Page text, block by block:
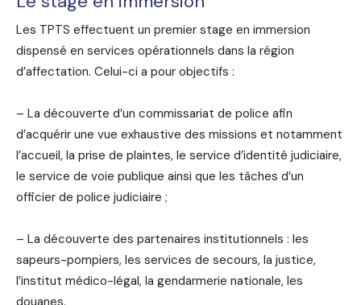
Les TPTS effectuent un premier stage en immersion
dispensé en services opérationnels dans la région
d’affectation. Celui-ci a pour objectifs :
– La découverte d’un commissariat de police afin
d’acquérir une vue exhaustive des missions et notamment
l’accueil, la prise de plaintes, le service d’identité judiciaire,
le service de voie publique ainsi que les tâches d’un
officier de police judiciaire ;
– La découverte des partenaires institutionnels : les
sapeurs-pompiers, les services de secours, la justice,
l’institut médico-légal, la gendarmerie nationale, les
douanes.